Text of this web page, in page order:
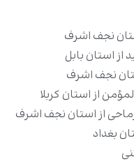
نجف اشرف
استان بابل
نجف اشرف
از استان کربلا
از استان نجف اشرف
بغداد